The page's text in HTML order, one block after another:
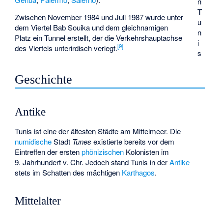
T
u
n
i
s
Zwischen November 1984 und Juli 1987 wurde unter
dem Viertel Bab Souika und dem gleichnamigen
Platz ein Tunnel erstellt, der die Verkehrshauptachse
des Viertels unterirdisch verlegt.[9]
Geschichte
Antike
Tunis ist eine der ältesten Städte am Mittelmeer. Die
numidischeStadt Tunes existierte bereits vor dem
Eintreffen der erstenphönizischen Kolonisten im
9. Jahrhundert v. Chr. Jedoch stand Tunis in derAntike
stets im Schatten des mächtigen Karthagos.
Mittelalter